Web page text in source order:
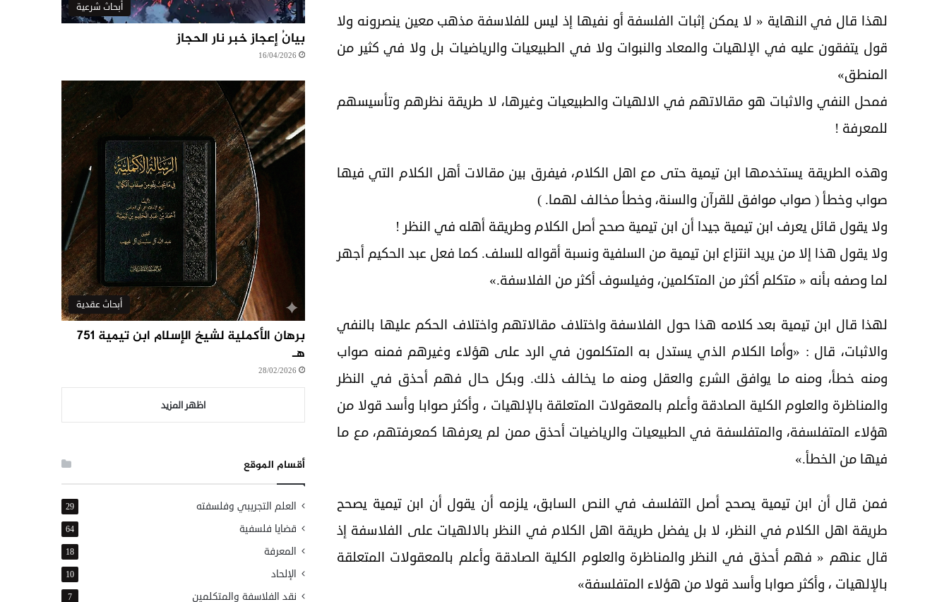
لهذا قال في النهاية « لا يمكن إثبات الفلسفة أو نفيها إذ ليس للفلاسفة مذهب معين ينصرونه ولا
قول يتفقون عليه في الإلهيات والمعاد والنبوات ولا في الطبيعيات والرياضيات بل ولا في كثير من
المنطق»
فمحل النفي والاثبات هو مقالاتهم في الالهيات والطبيعيات وغيرها، لا طريقة نظرهم وتأسيسهم
للمعرفة !
وهذه الطريقة يستخدمها ابن تيمية حتى مع اهل الكلام، فيفرق بين مقالات أهل الكلام التي فيها
صواب وخطأ ( صواب موافق للقرآن والسنة، وخطأ مخالف لهما. )
ولا يقول قائل يعرف ابن تيمية جيدا أن ابن تيمية صحح أصل الكلام وطريقة أهله في النظر !
ولا يقول هذا إلا من يريد انتزاع ابن تيمية من السلفية ونسبة أقواله للسلف. كما فعل عبد الحكيم أجهر
لما وصفه بأنه « متكلم أكثر من المتكلمين، وفيلسوف أكثر من الفلاسفة.»
لهذا قال ابن تيمية بعد كلامه هذا حول الفلاسفة واختلاف مقالاتهم واختلاف الحكم عليها بالنفي
والاثبات، قال : «وأما الكلام الذي يستدل به المتكلمون في الرد على هؤلاء وغيرهم فمنه صواب
ومنه خطأ، ومنه ما يوافق الشرع والعقل ومنه ما يخالف ذلك. وبكل حال فهم أحذق في النظر
والمناظرة والعلوم الكلية الصادقة وأعلم بالمعقولات المتعلقة بالإلهيات ، وأكثر صوابا وأسد قولا من
هؤلاء المتفلسفة، والمتفلسفة في الطبيعيات والرياضيات أحذق ممن لم يعرفها كمعرفتهم، مع ما
فيها من الخطأ.»
فمن قال أن ابن تيمية يصحح أصل التفلسف في النص السابق، يلزمه أن يقول أن ابن تيمية يصحح
طريقة اهل الكلام في النظر، لا بل يفضل طريقة اهل الكلام في النظر بالالهيات على الفلاسفة إذ
قال عنهم « فهم أحذق في النظر والمناظرة والعلوم الكلية الصادقة وأعلم بالمعقولات المتعلقة
بالإلهيات ، وأكثر صوابا وأسد قولا من هؤلاء المتفلسفة»
أبحاث شرعية
بيانُ إعجاز خبر نار الحجاز
16/04/2026
أبحاث عقدية
برهان الأكملية لشيخ الإسلام ابن تيمية ٧٥١
هـ
28/02/2026
اظهر المزيد
أقسام الموقع
العلم التجريبي وفلسفته 29
قضايا فلسفية 64
المعرفة 18
الإلحاد 10
نقد الفلاسفة والمتكلمين 7